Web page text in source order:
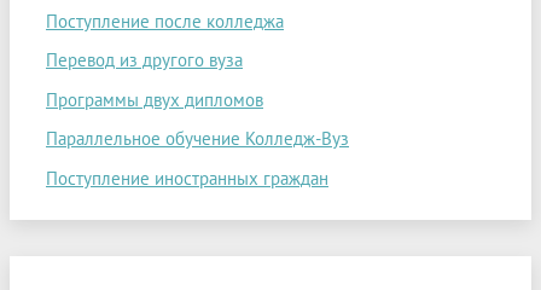
Поступление после колледжа
Перевод из другого вуза
Программы двух дипломов
Параллельное обучение Колледж-Вуз
Поступление иностранных граждан